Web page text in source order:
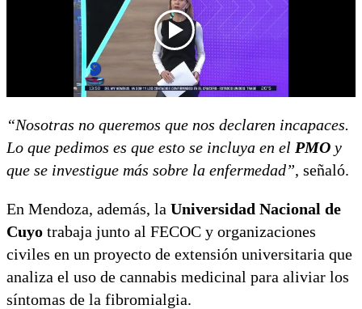
“Nosotras no queremos que nos declaren incapaces.
Lo que pedimos es que esto se incluya en el PMO y
que se investigue más sobre la enfermedad”, señaló.
En Mendoza, además, la Universidad Nacional de
Cuyo trabaja junto al FECOC y organizaciones
civiles en un proyecto de extensión universitaria que
analiza el uso de cannabis medicinal para aliviar los
síntomas de la fibromialgia.